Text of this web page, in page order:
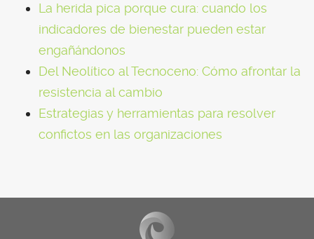
La herida pica porque cura: cuando los
indicadores de bienestar pueden estar
engañándonos
Del Neolítico al Tecnoceno: Cómo afrontar la
resistencia al cambio
Estrategias y herramientas para resolver
confictos en las organizaciones